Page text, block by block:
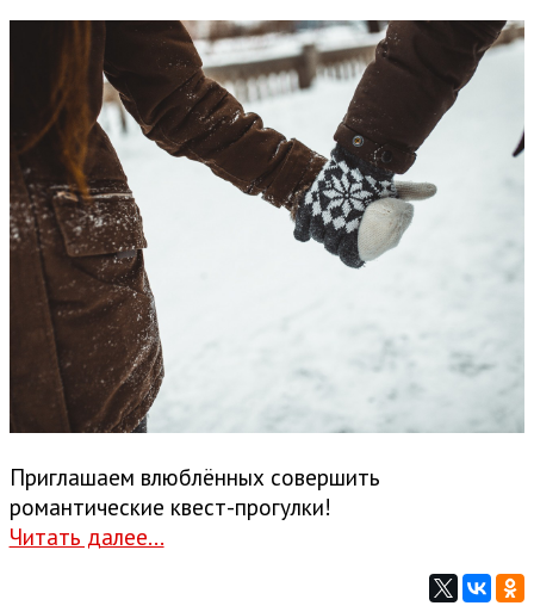
Приглашаем влюблённых совершить
романтические квест-прогулки!
Читать далее...